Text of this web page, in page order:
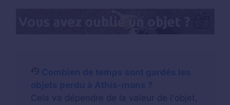
Combien de temps sont gardés les
objets perdu à Athis-mons ?
Cela va dépendre de la valeur de l'objet,